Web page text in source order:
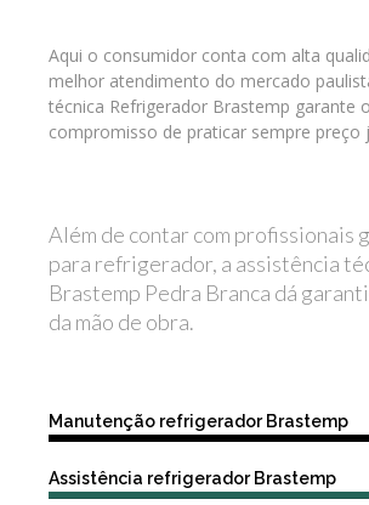
Aqui o consumidor conta com alta
melhor atendimento do mercado
técnica Refrigerador Brastemp garante
compromisso de praticar sempre preço
Além de contar com profissionais
para refrigerador, a assistência
Brastemp Pedra Branca dá
da mão de obra.
Manutenção refrigerador Brastemp
Assistência refrigerador Brastemp